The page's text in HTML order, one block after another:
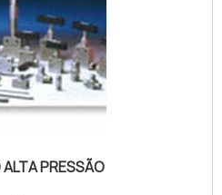
PRESSÃO